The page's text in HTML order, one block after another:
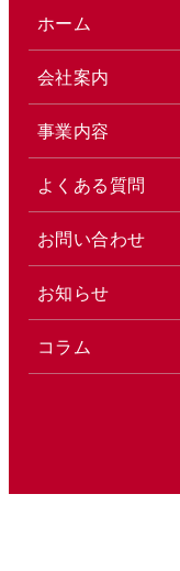
ホーム
会社案内
事業内容
よくある質問
お問い合わせ
お知らせ
コラム